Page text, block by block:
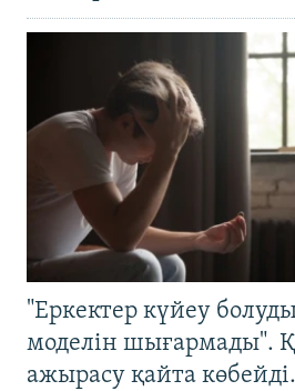
"Еркектер күйеу
моделін шығармады".
ажырасу қайта